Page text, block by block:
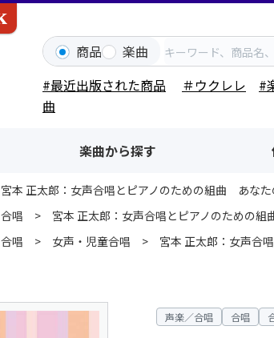
商品 楽曲
#最近出版された商品
＃ウクレレ #
曲
楽曲から探す
宮本 正太郎：女声合唱とピアノのための組曲 あな
合唱
宮本 正太郎：女声合唱とピアノのための
合唱 女声・児童合唱 宮本 正太郎：女声合
声楽／合唱 合唱